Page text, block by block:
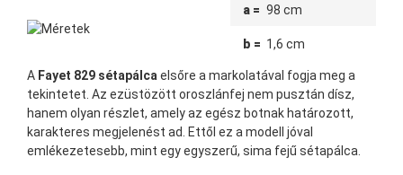
a = 98 cm
b = 1,6 cm
A Fayet 829 sétapálca elsőre a markolatával fogja meg a
tekintetet. Az ezüstözött oroszlánfej nem pusztán dísz,
hanem olyan részlet, amely az egész botnak határozott,
karakteres megjelenést ad. Ettől ez a modell jóval
emlékezetesebb, mint egy egyszerű, sima fejű sétapálca.